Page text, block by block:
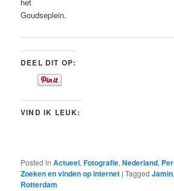
het
Goudseplein.
DEEL DIT OP:
VIND IK LEUK:
Posted in Actueel,Fotografie,Nederland,
Zoeken en vinden op internet |Tagged Jamin
Rotterdam